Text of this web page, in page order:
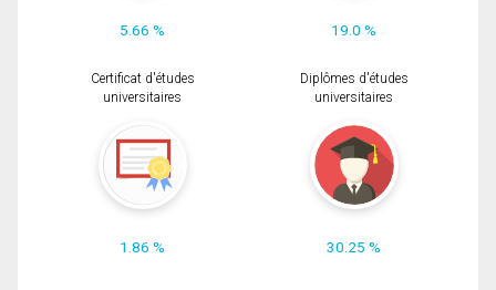
5.66 % 19.0 %
Certificat d'études
universitaires
1.86 %
Diplômes d'études
universitaires
30.25 %